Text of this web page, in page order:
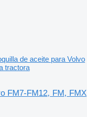
de aceite para Volvo
tractora
FM7-FM12, FM, FMX